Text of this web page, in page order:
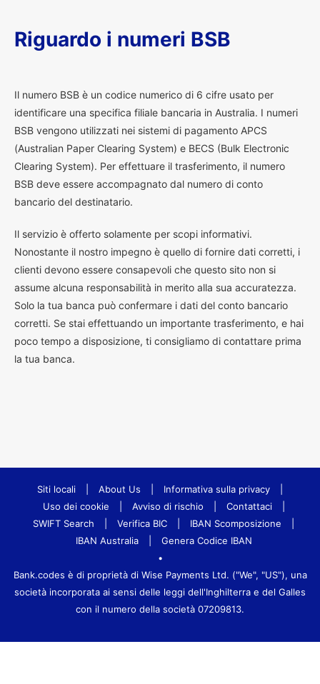
Riguardo i numeri BSB
Il numero BSB è un codice numerico di 6 cifre usato per
identificare una specifica filiale bancaria in Australia. I numeri
BSB vengono utilizzati nei sistemi di pagamento APCS
(Australian Paper Clearing System) e BECS (Bulk Electronic
Clearing System). Per effettuare il trasferimento, il numero
BSB deve essere accompagnato dal numero di conto
bancario del destinatario.
Il servizio è offerto solamente per scopi informativi.
Nonostante il nostro impegno è quello di fornire dati corretti, i
clienti devono essere consapevoli che questo sito non si
assume alcuna responsabilità in merito alla sua accuratezza.
Solo la tua banca può confermare i dati del conto bancario
corretti. Se stai effettuando un importante trasferimento, e hai
poco tempo a disposizione, ti consigliamo di contattare prima
la tua banca.
Siti locali About Us Informativa sulla privacy
Uso dei cookie
Avviso di rischio Contattaci
SWIFT Search
Verifica BIC IBAN Scomposizione
IBAN Australia
Genera Codice IBAN
•
Bank.codes è di proprietà di Wise Payments Ltd. ("We", "US"), una
società incorporata ai sensi delle leggi dell'Inghilterra e del Galles
con il numero della società 07209813.